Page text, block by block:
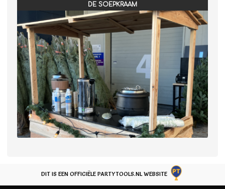
DE SOEPKRAAM
DIT IS EEN OFFICIËLE PARTYTOOLS.NL WEBSITE